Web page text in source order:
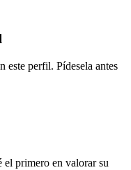
este perfil. Pídesela antes
primero en valorar su